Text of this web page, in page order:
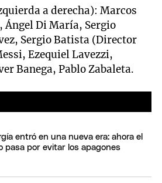
a derecha): Marcos
Ángel Di María, Sergio
Sergio Batista (Director
Ezequiel Lavezzi,
Banega, Pablo Zabaleta.
entró en una nueva era: ahora el
pasa por evitar los apagones